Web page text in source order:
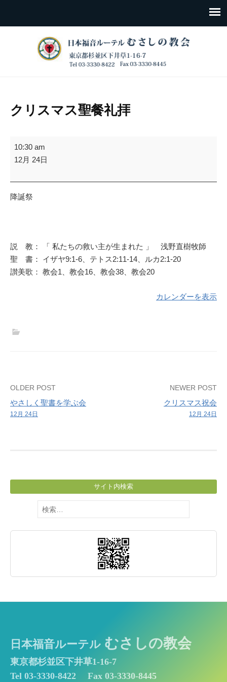
クリスマス聖餐礼拝
ク
リ
マ
ス
拝
10:30 am
12月 24日
降誕祭
説 教： 「 私たちの救い主が生まれた 」 浅野直樹牧師
聖 書： イザヤ9:1-6、テトス2:11-14、ルカ2:1-20
讃美歌： 教会1、教会16、教会38、教会20
カレンダーを表示
Post
navigation
OLDER POST
やさしく聖書を学ぶ会
12月 24日
NEWER POST
クリスマス祝会
12月 24日
サイト内検索
検
索:
日本福音ルーテル むさしの教会
東京都杉並区下井草1-16-7
Tel 03-3330-8422
Fax 03-3330-8445